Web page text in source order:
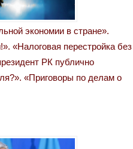
экономии в стране».
«Налоговая перестройка без
РК публично
«Приговоры по делам о